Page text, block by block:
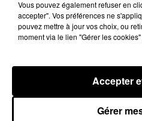
chat qui ne nous
caresser, ni de le
Les cas d’infections
à moins de vingt
tigre) et ne sont
Il semblerait que ce soit
infectent les animaux
Vous pouvez également refuser en
accepter". Vos préférences ne
pouvez mettre à jour vos choix, ou
moment via le lien "Gérer les
Gérer
Accepter